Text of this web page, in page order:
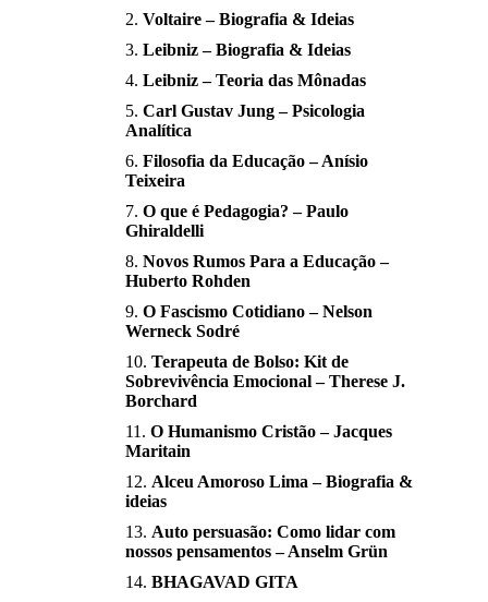
Voltaire – Biografia & Ideias
Leibniz – Biografia & Ideias
Leibniz – Teoria das Mônadas
Carl Gustav Jung – Psicologia
Analítica
Filosofia da Educação – Anísio
Teixeira
O que é Pedagogia? – Paulo
Ghiraldelli
Novos Rumos Para a Educação –
Huberto Rohden
O Fascismo Cotidiano – Nelson
Werneck Sodré
Terapeuta de Bolso: Kit de
Sobrevivência Emocional – Therese J.
Borchard
O Humanismo Cristão – Jacques
Maritain
Alceu Amoroso Lima – Biografia &
ideias
Auto persuasão: Como lidar com
nossos pensamentos – Anselm Grün
BHAGAVAD GITA